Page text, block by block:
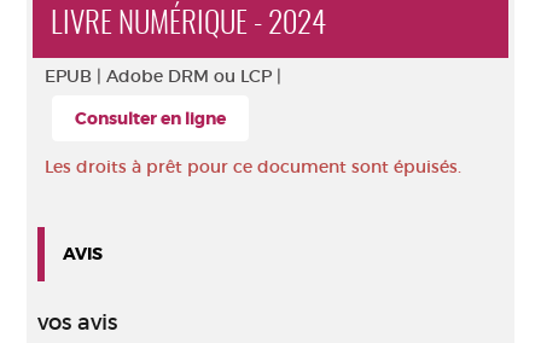
LIVRE NUMÉRIQUE - 2024
EPUB | Adobe DRM ou LCP |
Consulter en ligne
Les droits à prêt pour ce document sont épuisés.
AVIS
vos avis